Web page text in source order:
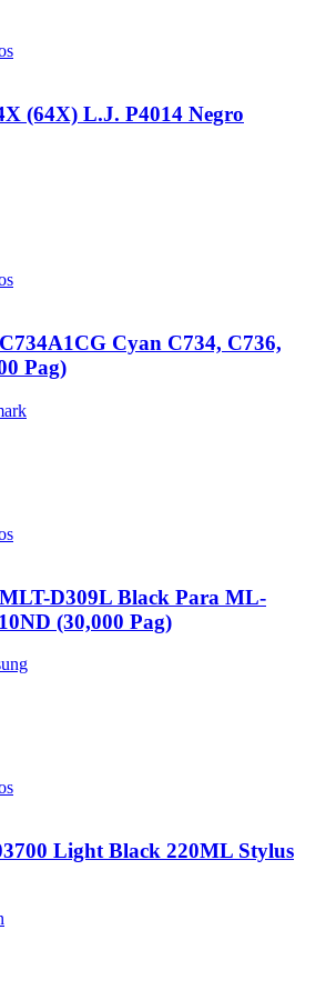
(64X) L.J. P4014 Negro
Cyan C734, C736,
Pag)
D309L Black Para ML-
(30,000 Pag)
Light Black 220ML Stylus